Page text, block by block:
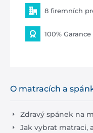
8 firemních
100%
O matracích a
Zdravý spánek na
Jak vybrat matraci,